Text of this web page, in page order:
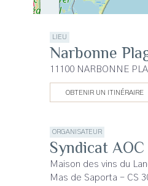
− LIEU
Narbonne
11100 NARBONNE
OBTENIR UN ITINÉRAIRE
ORGANISATEUR
Syndicat
Maison des vins du
Mas de Saporta - CS